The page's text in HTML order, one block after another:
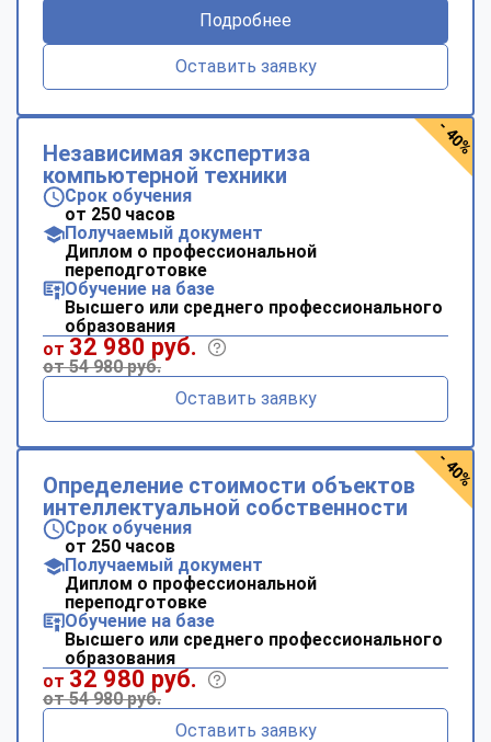
Подробнее
Оставить заявку
Независимая экспертиза
компьютерной техники
Срок обучения
от 250 часов
Получаемый документ
Диплом о профессиональной
переподготовке
Обучение на базе
Высшего или среднего профессионального
образования
от 32 980 руб.
от 54 980 руб.
Оставить заявку
- 40%
Определение стоимости объектов
интеллектуальной собственности
Срок обучения
от 250 часов
Получаемый документ
Диплом о профессиональной
переподготовке
Обучение на базе
Высшего или среднего профессионального
образования
от 32 980 руб.
от 54 980 руб.
Оставить заявку
- 40%